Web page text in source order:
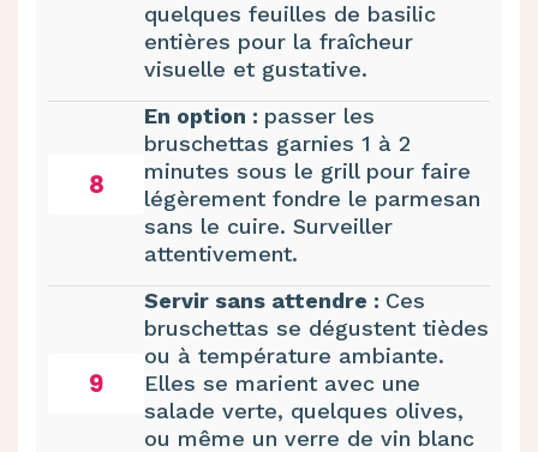
quelques feuilles de basilic
entières pour la fraîcheur
visuelle et gustative.
8
En option : passer les
bruschettas garnies 1 à 2
minutes sous le grill pour faire
légèrement fondre le parmesan
sans le cuire. Surveiller
attentivement.
9
Servir sans attendre : Ces
bruschettas se dégustent tièdes
ou à température ambiante.
Elles se marient avec une
salade verte, quelques olives,
ou même un verre de vin blanc